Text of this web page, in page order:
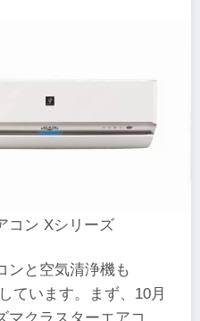
コン Xシリーズ
ンと空気清浄機も
ています。まず、10月